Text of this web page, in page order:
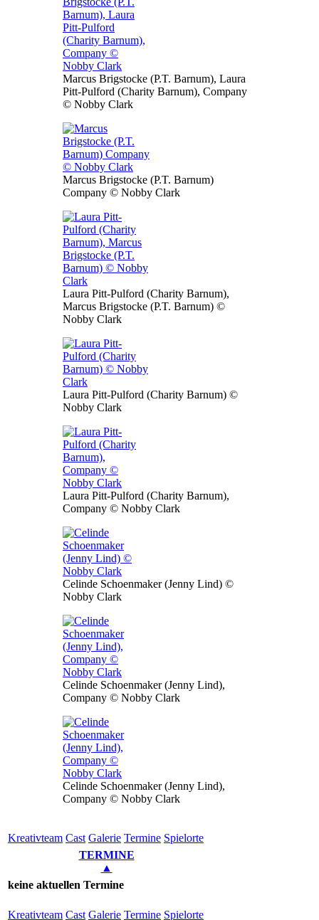
Marcus Brigstocke (P.T. Barnum), Laura
Pitt-Pulford (Charity Barnum), Company
© Nobby Clark
Marcus Brigstocke (P.T. Barnum)
Company © Nobby Clark
Laura Pitt-Pulford (Charity Barnum),
Marcus Brigstocke (P.T. Barnum) ©
Nobby Clark
Laura Pitt-Pulford (Charity Barnum) ©
Nobby Clark
Laura Pitt-Pulford (Charity Barnum),
Company © Nobby Clark
Celinde Schoenmaker (Jenny Lind) ©
Nobby Clark
Celinde Schoenmaker (Jenny Lind),
Company © Nobby Clark
Celinde Schoenmaker (Jenny Lind),
Company © Nobby Clark
Kreativ­team Cast Gale­rie Ter­mi­ne Spielorte
TERMINE
▲
keine aktuellen Termine
Kreativ­team Cast Gale­rie Ter­mi­ne Spielorte